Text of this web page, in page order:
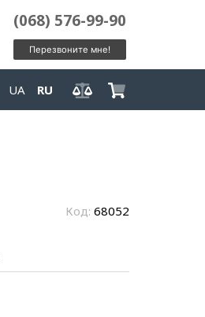
(068) 576-99-90
Перезвоните мне!
UA RU
Код: 68052